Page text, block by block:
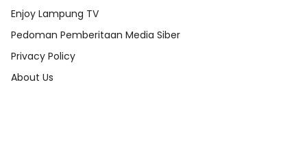
Enjoy Lampung TV
Pedoman Pemberitaan Media Siber
Privacy Policy
About Us